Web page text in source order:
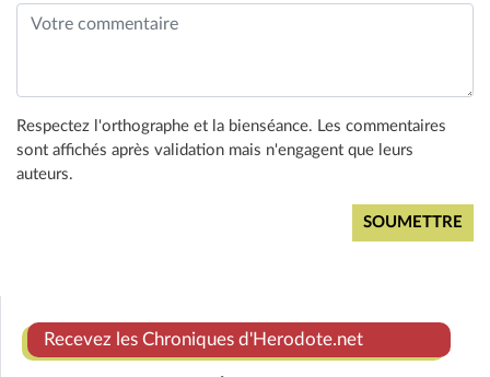
Respectez l'orthographe et la bienséance. Les commentaires
sont affichés après validation mais n'engagent que leurs
auteurs.
Recevez les Chroniques d'Herodote.net